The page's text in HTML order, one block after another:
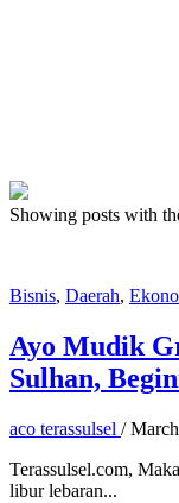
Showing posts with
Bisnis, Daerah,
Ayo Mudik
Sulhan,
aco terassulsel /
Terassulsel.com,
libur lebaran...